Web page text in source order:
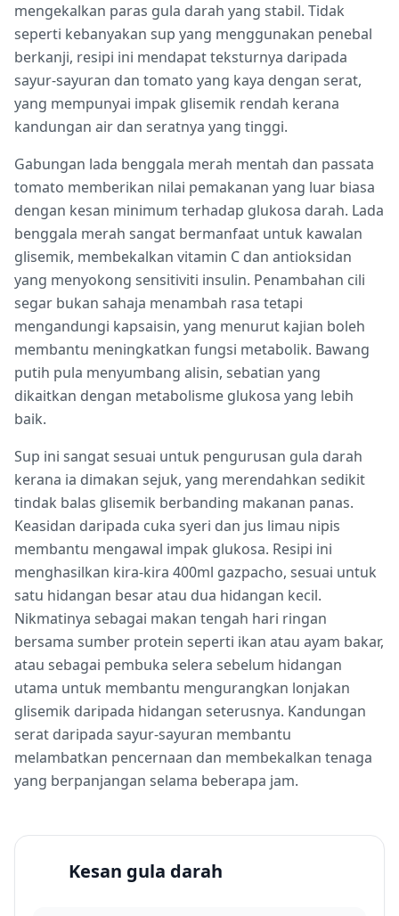
mengekalkan paras gula darah yang stabil. Tidak
seperti kebanyakan sup yang menggunakan penebal
berkanji, resipi ini mendapat teksturnya daripada
sayur-sayuran dan tomato yang kaya dengan serat,
yang mempunyai impak glisemik rendah kerana
kandungan air dan seratnya yang tinggi.
Gabungan lada benggala merah mentah dan passata
tomato memberikan nilai pemakanan yang luar biasa
dengan kesan minimum terhadap glukosa darah. Lada
benggala merah sangat bermanfaat untuk kawalan
glisemik, membekalkan vitamin C dan antioksidan
yang menyokong sensitiviti insulin. Penambahan cili
segar bukan sahaja menambah rasa tetapi
mengandungi kapsaisin, yang menurut kajian boleh
membantu meningkatkan fungsi metabolik. Bawang
putih pula menyumbang alisin, sebatian yang
dikaitkan dengan metabolisme glukosa yang lebih
baik.
Sup ini sangat sesuai untuk pengurusan gula darah
kerana ia dimakan sejuk, yang merendahkan sedikit
tindak balas glisemik berbanding makanan panas.
Keasidan daripada cuka syeri dan jus limau nipis
membantu mengawal impak glukosa. Resipi ini
menghasilkan kira-kira 400ml gazpacho, sesuai untuk
satu hidangan besar atau dua hidangan kecil.
Nikmatinya sebagai makan tengah hari ringan
bersama sumber protein seperti ikan atau ayam bakar,
atau sebagai pembuka selera sebelum hidangan
utama untuk membantu mengurangkan lonjakan
glisemik daripada hidangan seterusnya. Kandungan
serat daripada sayur-sayuran membantu
melambatkan pencernaan dan membekalkan tenaga
yang berpanjangan selama beberapa jam.
Kesan gula darah